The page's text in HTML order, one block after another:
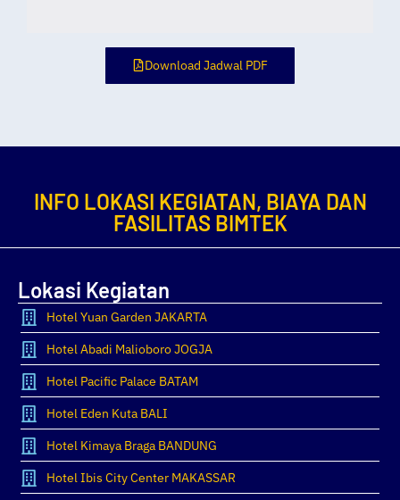
Download Jadwal PDF
INFO LOKASI KEGIATAN, BIAYA DAN
FASILITAS BIMTEK
Lokasi Kegiatan
Hotel Yuan Garden JAKARTA
Hotel Abadi Malioboro JOGJA
Hotel Pacific Palace BATAM
Hotel Eden Kuta BALI
Hotel Kimaya Braga BANDUNG
Hotel Ibis City Center MAKASSAR